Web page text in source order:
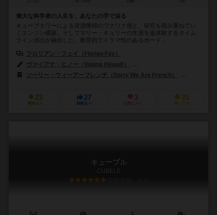
偉大な科学者の人生を、あなたの手で辿る
キューブタワーによる資源獲得のワクワク感と、研究を積み重ねてい
くエンジン構築、そしてマリー・キュリーの生涯を追体験するタイム
ライン演出が融合した、教育的でドラマ性のあるボード...
フロリアン・フェイ（Florian Fay）
ヴァイアナ・ヒノー（Vaiana Hinault）
ソーリー・ウィーアーフレンチ（Sorry We Are French）
23
興味あり
27
経験あり
3
お気に入り
25
持ってる
キューブル
CUBELE
6.1